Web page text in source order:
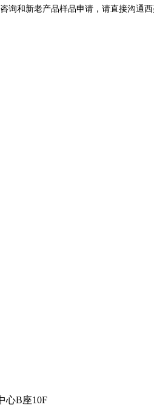
询和新老产品样品申请，请直接沟通西
心B座10F